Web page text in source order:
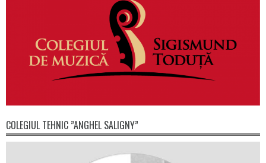
COLEGIUL TEHNIC ”ANGHEL SALIGNY”